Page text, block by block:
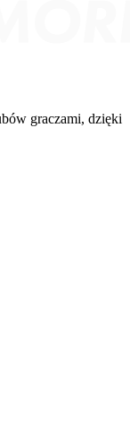
graczami, dzięki